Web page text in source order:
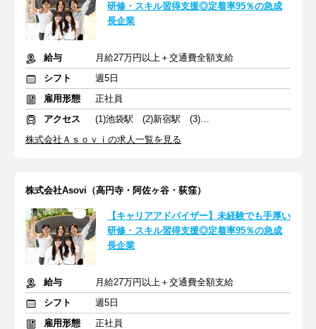
研修・スキル習得支援◎定着率95％の急成
長企業
給与
月給27万円以上＋交通費全額支給
シフト
週5日
雇用形態
正社員
アクセス
(1)池袋駅 (2)新宿駅 (3)渋谷駅
株式会社Ａｓｏｖｉの求人一覧を見る
株式会社Asovi（高円寺・阿佐ヶ谷・荻窪）
【キャリアアドバイザー】未経験でも手厚い
研修・スキル習得支援◎定着率95％の急成
長企業
給与
月給27万円以上＋交通費全額支給
シフト
週5日
雇用形態
正社員